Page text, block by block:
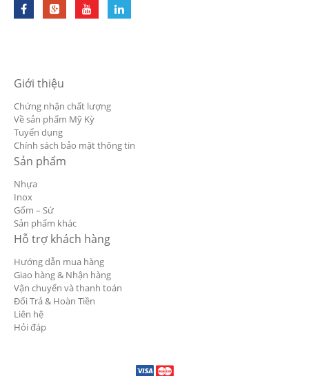
Giới thiệu
Chứng nhận chất lượng
Về sản phẩm Mỹ Kỳ
Tuyển dụng
Chính sách bảo mật thông tin
Sản phẩm
Nhựa
Inox
Gốm – Sứ
Sản phẩm khác
Hỗ trợ khách hàng
Hướng dẫn mua hàng
Giao hàng & Nhận hàng
Vận chuyển và thanh toán
Đổi Trả & Hoàn Tiền
Liên hệ
Hỏi đáp